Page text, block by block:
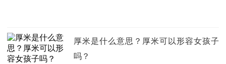
厚米是什么意思？厚米可以形容女孩子
吗？